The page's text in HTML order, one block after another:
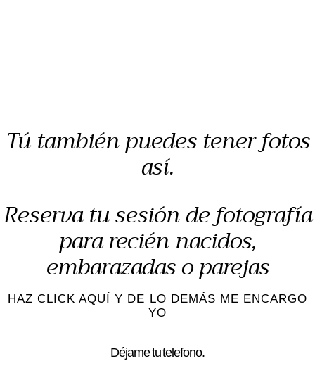
Tú también puedes tener fotos
así.
Reserva tu sesión de fotografía
para recién nacidos,
embarazadas o parejas
HAZ CLICK AQUÍ Y DE LO DEMÁS ME ENCARGO
YO
Déjame tu telefono.